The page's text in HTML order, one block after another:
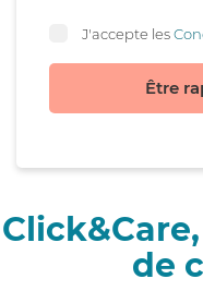
J'accepte les
Être
de